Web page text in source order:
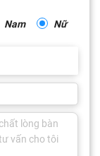
Nam Nữ